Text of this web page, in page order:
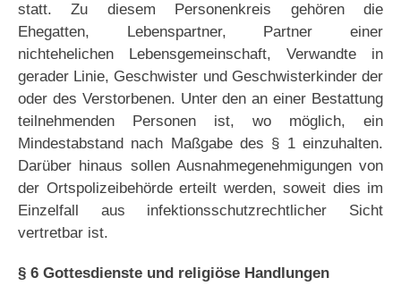
statt. Zu diesem Personenkreis gehören die
Ehegatten, Lebenspartner, Partner einer
nichtehelichen Lebensgemeinschaft, Verwandte in
gerader Linie, Geschwister und Geschwisterkinder der
oder des Verstorbenen. Unter den an einer Bestattung
teilnehmenden Personen ist, wo möglich, ein
Mindestabstand nach Maßgabe des § 1 einzuhalten.
Darüber hinaus sollen Ausnahmegenehmigungen von
der Ortspolizeibehörde erteilt werden, soweit dies im
Einzelfall aus infektionsschutzrechtlicher Sicht
vertretbar ist.
§ 6 Gottesdienste und religiöse Handlungen